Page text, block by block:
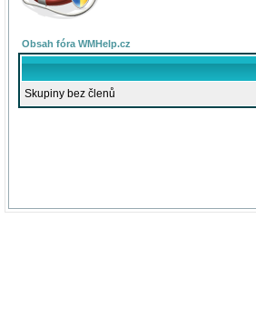
Obsah fóra WMHelp.cz
Skupiny bez členů